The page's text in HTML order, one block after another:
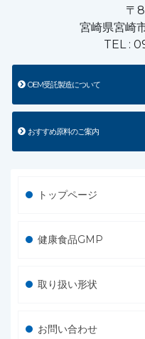
〒
宮崎県宮崎
TEL :
OEM受託製造について
おすすめ原料のご案内
トップページ
健康食品GMP
取り扱い形状
お問い合わせ